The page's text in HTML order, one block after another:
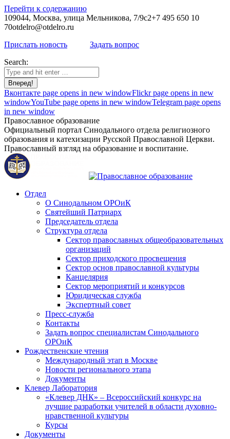
Перейти к содержанию
109044, Москва, улица Мельникова, 7/9с2+7 495 650 10
70otdelro@otdelro.ru
Прислать новость
Задать вопрос
Search:
Вконтакте page opens in new windowFlickr page opens in new
windowYouTube page opens in new windowTelegram page opens
in new window
Православное образование
Официальный портал Синодального отдела религиозного
образования и катехизации Русской Православной Церкви.
Православный взгляд на образование и воспитание.
Отдел
О Синодальном ОРОиК
Святейший Патриарх
Председатель отдела
Структура отдела
Сектор православных общеобразовательных
организаций
Сектор приходского просвещения
Сектор основ православной культуры
Канцелярия
Сектор мероприятий и конкурсов
Юридическая служба
Экспертный совет
Пресс-служба
Контакты
Задать вопрос специалистам Синодального
ОРОиК
Рождественские чтения
Международный этап в Москве
Новости регионального этапа
Документы
Клевер Лаборатория
«Клевер ДНК» – Всероссийский конкурс на
лучшие разработки учителей в области духовно-
нравственной культуры
Курсы
Документы